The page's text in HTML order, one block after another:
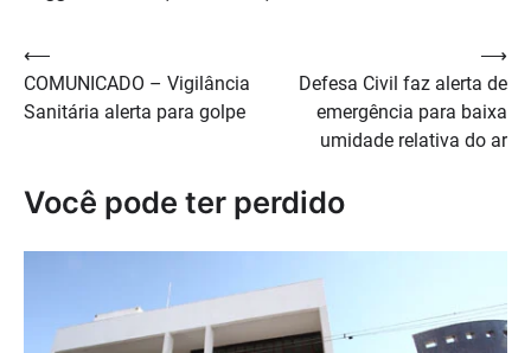
Navegação
de
⟵
COMUNICADO – Vigilância
Sanitária alerta para golpe
Defesa Civil faz alerta de
emergência para baixa
umidade relativa do ar
⟶
Você pode ter perdido